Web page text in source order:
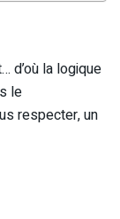
d’où la logique
le
respecter, un